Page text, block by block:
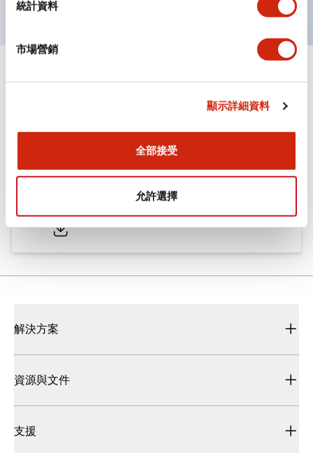
統計資料
市場營銷
顯示詳細資料
全部接受
允許選擇
文件和檔案
型錄和宣傳手冊 CAD檔 認證與標準
ø25/30 系列 CS型 凸輪開關
解決方案
資源與文件
支援